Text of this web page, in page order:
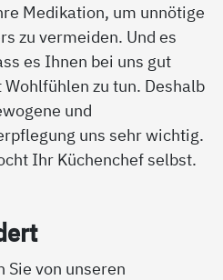
Medikation, um unnötige
zu vermeiden. Und es
es Ihnen bei uns gut
zu tun. Deshalb
und
uns sehr wichtig.
Ihr Küchenchef selbst.
von unseren